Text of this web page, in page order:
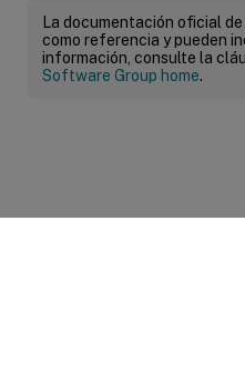
La documentación oficial
como referencia y pueden
información, consulte la
Software Group home.